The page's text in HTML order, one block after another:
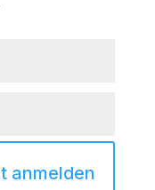
anmelden